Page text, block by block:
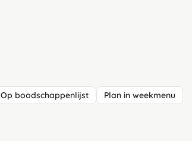
Op boodschappenlijst Plan in weekmenu